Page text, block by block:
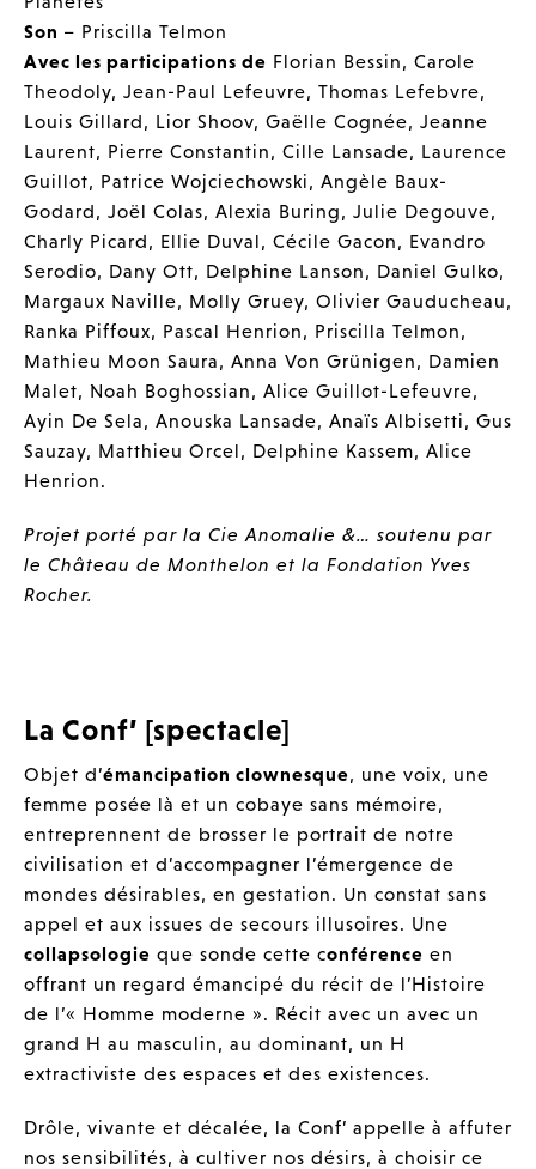
Son – Priscilla Telmon
Avec les participations de Florian Bessin, Carole
Theodoly, Jean-Paul Lefeuvre, Thomas Lefebvre,
Louis Gillard, Lior Shoov, Gaëlle Cognée, Jeanne
Laurent, Pierre Constantin, Cille Lansade, Laurence
Guillot, Patrice Wojciechowski, Angèle Baux-
Godard, Joël Colas, Alexia Buring, Julie Degouve,
Charly Picard, Ellie Duval, Cécile Gacon, Evandro
Serodio, Dany Ott, Delphine Lanson, Daniel Gulko,
Margaux Naville, Molly Gruey, Olivier Gauducheau,
Ranka Piffoux, Pascal Henrion, Priscilla Telmon,
Mathieu Moon Saura, Anna Von Grünigen, Damien
Malet, Noah Boghossian, Alice Guillot-Lefeuvre,
Ayin De Sela, Anouska Lansade, Anaïs Albisetti, Gus
Sauzay, Matthieu Orcel, Delphine Kassem, Alice
Henrion.
Projet porté par la Cie Anomalie &… soutenu par
le Château de Monthelon et la Fondation Yves
Rocher.
La Conf’ [spectacle]
Objet d’émancipation clownesque , une voix, une
femme posée là et un cobaye sans mémoire,
entreprennent de brosser le portrait de notre
civilisation et d’accompagner l’émergence de
mondes désirables, en gestation. Un constat sans
appel et aux issues de secours illusoires. Une
collapsologie que sonde cette conférence en
offrant un regard émancipé du récit de l’Histoire
de l’« Homme moderne ». Récit avec un avec un
grand H au masculin, au dominant, un H
extractiviste des espaces et des existences.
Drôle, vivante et décalée, la Conf’ appelle à affuter
nos sensibilités, à cultiver nos désirs, à choisir ce